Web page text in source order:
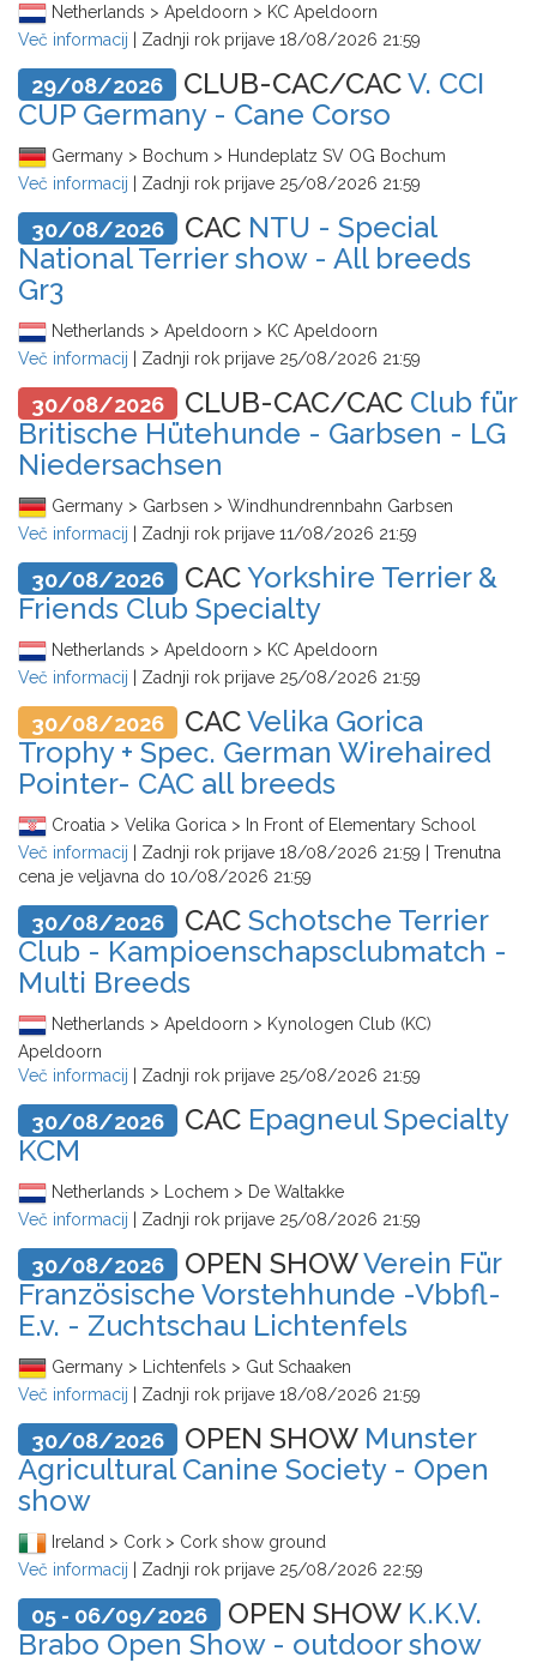
Netherlands > Apeldoorn > KC Apeldoorn
Več informacij
| Zadnji rok prijave 18/08/2026 21:59
29/08/2026 CLUB-CAC/CACV. CCI
CUP Germany - Cane Corso
Germany > Bochum > Hundeplatz SV OG Bochum
Več informacij
| Zadnji rok prijave 25/08/2026 21:59
30/08/2026 CAC NTU - Special
National Terrier show - All breeds
Gr3
Netherlands > Apeldoorn > KC Apeldoorn
Več informacij
| Zadnji rok prijave 25/08/2026 21:59
30/08/2026 CLUB-CAC/CAC Club für
Britische Hütehunde - Garbsen - LG
Niedersachsen
Germany > Garbsen > Windhundrennbahn Garbsen
Več informacij
| Zadnji rok prijave 11/08/2026 21:59
30/08/2026 CACYorkshire Terrier &
Friends Club Specialty
Netherlands > Apeldoorn > KC Apeldoorn
Več informacij
| Zadnji rok prijave 25/08/2026 21:59
30/08/2026 CACVelika Gorica
Trophy + Spec. German Wirehaired
Pointer- CAC all breeds
Croatia > Velika Gorica > In Front of Elementary School
Več informacij
| Zadnji rok prijave 18/08/2026 21:59
| Trenutna
cena je veljavna do 10/08/2026 21:59
30/08/2026 CAC Schotsche Terrier
Club - Kampioenschapsclubmatch -
Multi Breeds
Netherlands > Apeldoorn > Kynologen Club (KC)
Apeldoorn
Več informacij
| Zadnji rok prijave 25/08/2026 21:59
30/08/2026 CAC Epagneul Specialty
KCM
Netherlands > Lochem > De Waltakke
Več informacij
| Zadnji rok prijave 25/08/2026 21:59
30/08/2026 OPEN SHOWVerein Für
Französische Vorstehhunde -Vbbfl-
E.v. - Zuchtschau Lichtenfels
Germany > Lichtenfels > Gut Schaaken
Več informacij
| Zadnji rok prijave 18/08/2026 21:59
30/08/2026 OPEN SHOW Munster
Agricultural Canine Society - Open
show
Ireland > Cork > Cork show ground
Več informacij
| Zadnji rok prijave 25/08/2026 22:59
05 - 06/09/2026 OPEN SHOW K.K.V.
Brabo Open Show - outdoor show